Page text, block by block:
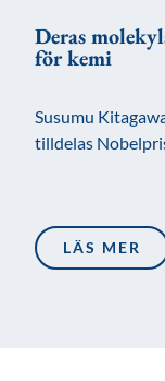
Deras
för kemi
Susumu
tilldelas
LÄS MER